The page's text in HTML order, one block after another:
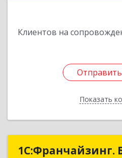
Клиентов на
Отправить
Показать
Отправить
1С:Франчайзинг.
1С:Франчайзинг.